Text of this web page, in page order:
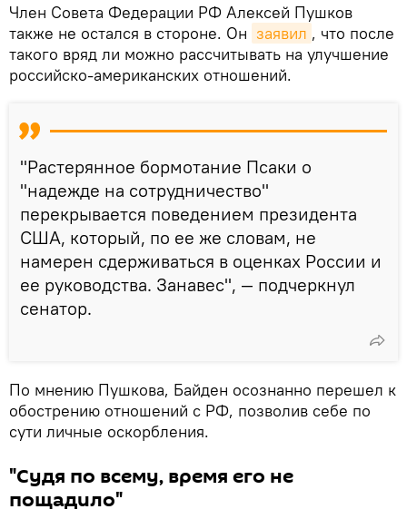
Член Совета Федерации РФ Алексей Пушков
также не остался в стороне. Он заявил , что после
такого вряд ли можно рассчитывать на улучшение
российско-американских отношений.
"Растерянное бормотание Псаки о
"надежде на сотрудничество"
перекрывается поведением президента
США, который, по ее же словам, не
намерен сдерживаться в оценках России и
ее руководства. Занавес", — подчеркнул
сенатор.
По мнению Пушкова, Байден осознанно перешел к
обострению отношений с РФ, позволив себе по
сути личные оскорбления.
"Судя по всему, время его не
пощадило"